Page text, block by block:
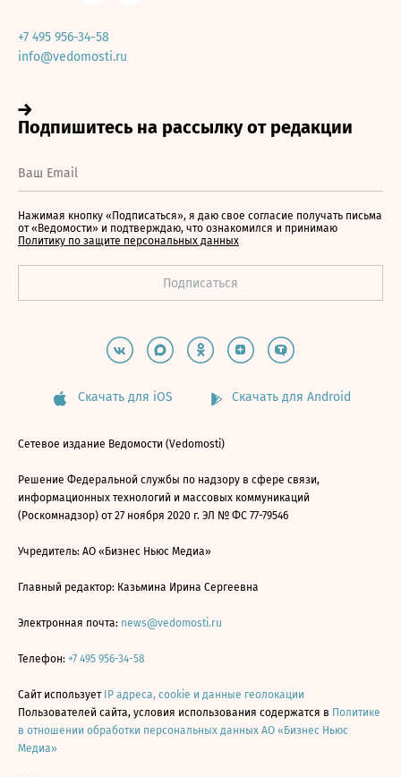
+7 495 956-34-58
info@vedomosti.ru
Нажимая кнопку «Подписаться», я даю свое согласие получать письма
от «Ведомости» и подтверждаю, что ознакомился и принимаю
Политику по защите персональных данных
Скачать для iOS Скачать для Android
Сетевое издание Ведомости (Vedomosti)
Решение Федеральной службы по надзору в сфере связи,
информационных технологий и массовых коммуникаций
(Роскомнадзор) от 27 ноября 2020 г. ЭЛ № ФС 77-79546
Учредитель: АО «Бизнес Ньюс Медиа»
Главный редактор: Казьмина Ирина Сергеевна
Электронная почта: news@vedomosti.ru
Телефон: +7 495 956-34-58
Сайт использует IP адреса, cookie и данные геолокации
Пользователей сайта, условия использования содержатся в Политике
в отношении обработки персональных данных АО «Бизнес Ньюс
Медиа»